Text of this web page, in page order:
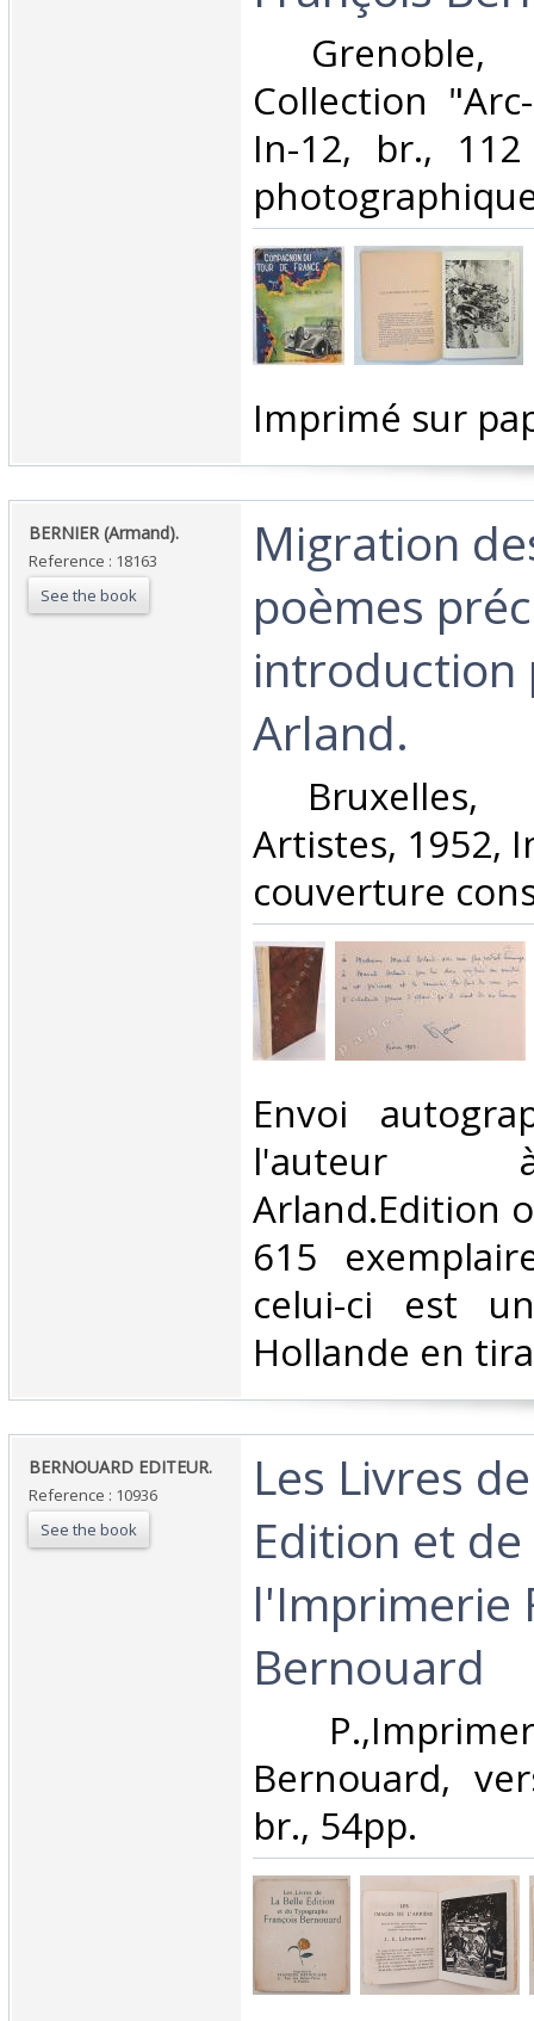
Grenoble,
Collection
In-12, br.,
‎Imprimé sur
‎BERNIER (Armand). ‎
Reference : 18163
See the book
‎Migration
poèmes
introduction
Arland. ‎
Bruxelles,
Artistes, 1952,
couverture
‎Envoi
l'auteur
Arland.Edition
615
celui-ci est
Hollande en
‎BERNOUARD EDITEUR.‎
Reference : 10936
See the book
‎Les Livres
Edition et de
l'Imprimerie
Bernouard ‎
Bernouard,
br., 54pp. ‎